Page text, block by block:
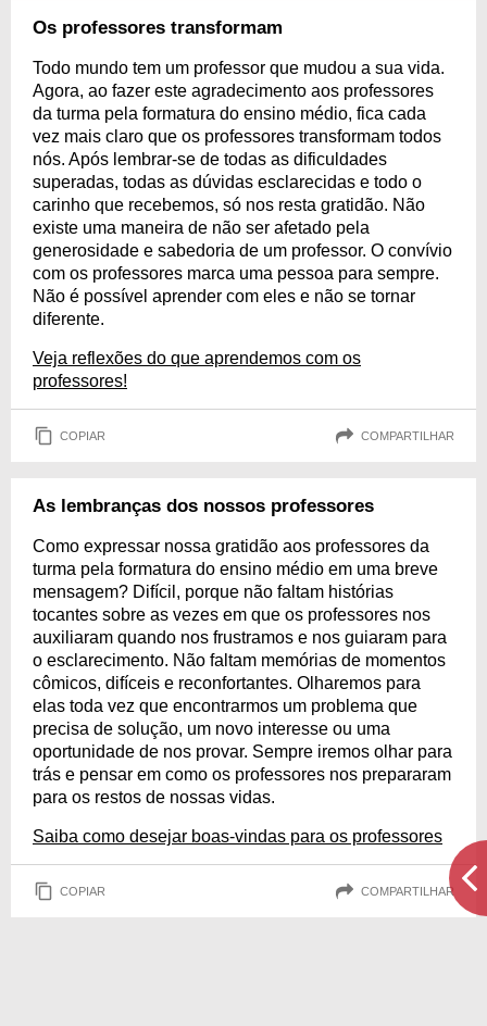
Os professores transformam
Todo mundo tem um professor que mudou a sua vida.
Agora, ao fazer este agradecimento aos professores
da turma pela formatura do ensino médio, fica cada
vez mais claro que os professores transformam todos
nós. Após lembrar-se de todas as dificuldades
superadas, todas as dúvidas esclarecidas e todo o
carinho que recebemos, só nos resta gratidão. Não
existe uma maneira de não ser afetado pela
generosidade e sabedoria de um professor. O convívio
com os professores marca uma pessoa para sempre.
Não é possível aprender com eles e não se tornar
diferente.
Veja reflexões do que aprendemos com os
professores!
COPIAR COMPARTILHAR
As lembranças dos nossos professores
Como expressar nossa gratidão aos professores da
turma pela formatura do ensino médio em uma breve
mensagem? Difícil, porque não faltam histórias
tocantes sobre as vezes em que os professores nos
auxiliaram quando nos frustramos e nos guiaram para
o esclarecimento. Não faltam memórias de momentos
cômicos, difíceis e reconfortantes. Olharemos para
elas toda vez que encontrarmos um problema que
precisa de solução, um novo interesse ou uma
oportunidade de nos provar. Sempre iremos olhar para
trás e pensar em como os professores nos prepararam
para os restos de nossas vidas.
Saiba como desejar boas-vindas para os professores
COPIAR COMPARTILHAR